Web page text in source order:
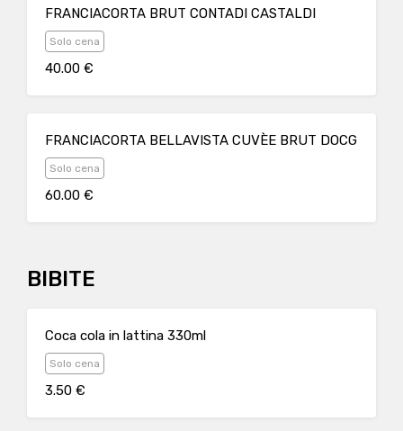
FRANCIACORTA BRUT CONTADI CASTALDI
Solo cena
40.00 €
FRANCIACORTA BELLAVISTA CUVÈE BRUT DOCG
Solo cena
60.00 €
BIBITE
Coca cola in lattina 330ml
Solo cena
3.50 €